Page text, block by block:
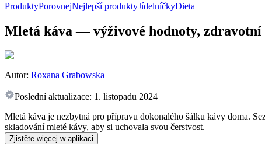
ProduktyPorovnejNejlepší produktyJídelníčkyDieta
Mletá káva — výživové hodnoty,
Autor: Roxana Grabowska
Poslední aktualizace: 1. listopadu 2024
Mletá káva je nezbytná pro přípravu dokonalého šálku kávy doma.
skladování mleté kávy, aby si uchovala svou čerstvost.
Zjistěte więcej w aplikaci